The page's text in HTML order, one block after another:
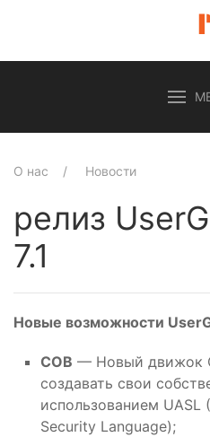
О нас Новости
релиз
7.1
Новые возможности
СОВ — Новый движок
создавать свои
использованием UASL
Security Language);